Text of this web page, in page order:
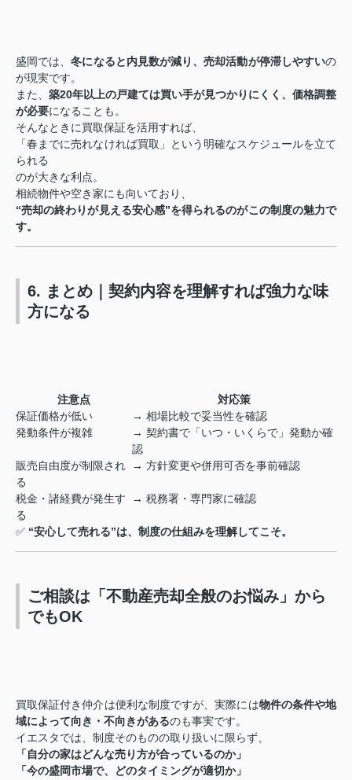
盛岡では、冬になると内見数が減り、売却活動が停滞しやすいの
が現実です。
また、 築20年以上の戸建ては買い手が見つかりにくく、価格調整
が必要になることも。
そんなときに買取保証を活用すれば、
「春までに売れなければ買取」という明確なスケジュールを立て
られる
のが大きな利点。
相続物件や空き家にも向いており、
“売却の終わりが見える安心感”を得られるのがこの制度の魅力で
す。
6. まとめ｜契約内容を理解すれば強力な味
方になる
注意点
対応策
保証価格が低い
→ 相場比較で妥当性を確認
発動条件が複雑
→ 契約書で「いつ・いくらで」発動か確
認
販売自由度が制限され
る
→ 方針変更や併用可否を事前確認
税金・諸経費が発生す
る
→ 税務署・専門家に確認
✅ “安心して売れる”は、制度の仕組みを理解してこそ。
ご相談は「不動産売却全般のお悩み」から
でもOK
買取保証付き仲介は便利な制度ですが、実際には物件の条件や地
域によって向き・不向きがあるのも事実です。
イエスタでは、制度そのものの取り扱いに限らず、
「自分の家はどんな売り方が合っているのか」
「今の盛岡市場で、どのタイミングが適切か」